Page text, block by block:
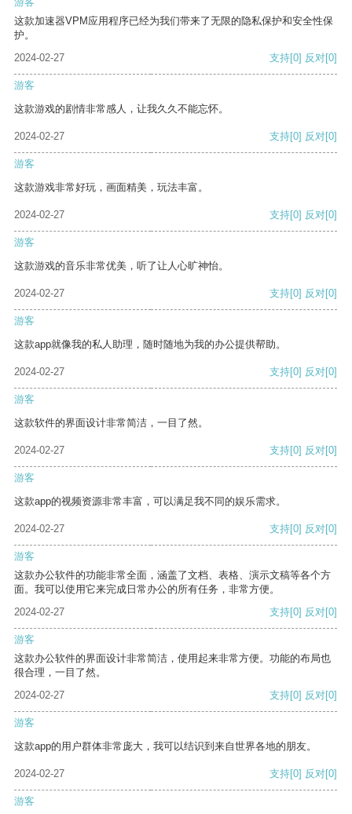
这款加速器VPM应用程序已经为我们带来了无限的隐私保护和安全性保
护。
2024-02-27
支持[0] 反对[0]
游客
这款游戏的剧情非常感人，让我久久不能忘怀。
2024-02-27 支持[0] 反对[0]
游客
这款游戏非常好玩，画面精美，玩法丰富。
2024-02-27 支持[0] 反对[0]
游客
这款游戏的音乐非常优美，听了让人心旷神怡。
2024-02-27 支持[0] 反对[0]
游客
这款app就像我的私人助理，随时随地为我的办公提供帮助。
2024-02-27 支持[0] 反对[0]
游客
这款软件的界面设计非常简洁，一目了然。
2024-02-27 支持[0] 反对[0]
游客
这款app的视频资源非常丰富，可以满足我不同的娱乐需求。
2024-02-27 支持[0] 反对[0]
游客
这款办公软件的功能非常全面，涵盖了文档、表格、演示文稿等各个方
面。我可以使用它来完成日常办公的所有任务，非常方便。
2024-02-27
支持[0] 反对[0]
游客
这款办公软件的界面设计非常简洁，使用起来非常方便。功能的布局也
很合理，一目了然。
2024-02-27
支持[0] 反对[0]
游客
这款app的用户群体非常庞大，我可以结识到来自世界各地的朋友。
2024-02-27 支持[0] 反对[0]
游客